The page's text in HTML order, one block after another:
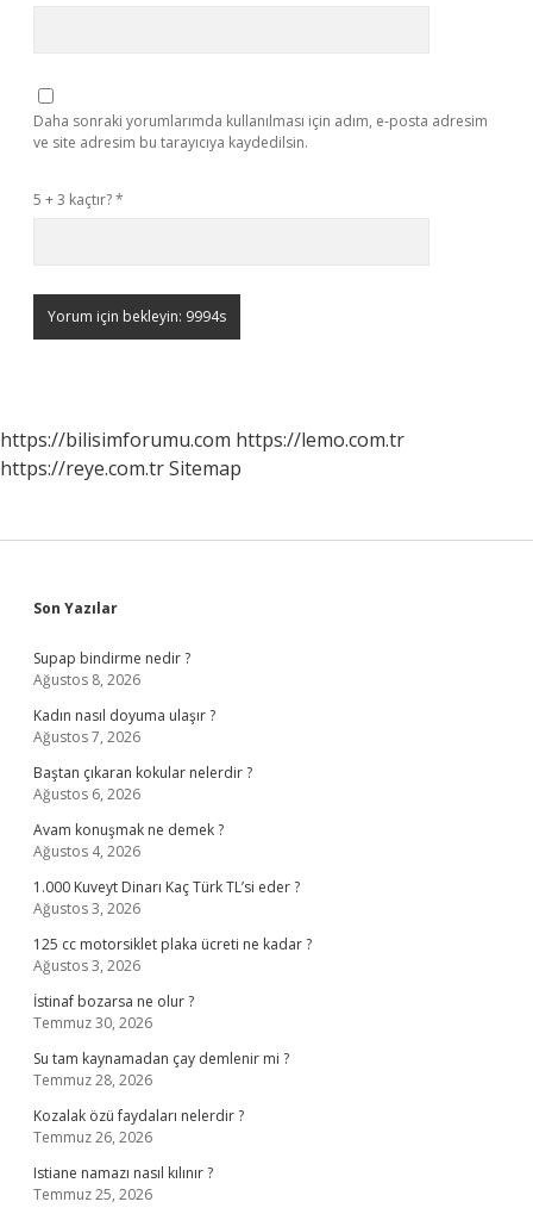
Daha sonraki yorumlarımda kullanılması için adım, e-posta adresim
ve site adresim bu tarayıcıya kaydedilsin.
5 + 3 kaçtır?*
https://bilisimforumu.com https://lemo.com.tr
https://reye.com.trSitemap
Sidebar
Son Yazılar
Supap bindirme nedir ?
Ağustos 8, 2026
Kadın nasıl doyuma ulaşır ?
Ağustos 7, 2026
Baştan çıkaran kokular nelerdir ?
Ağustos 6, 2026
Avam konuşmak ne demek ?
Ağustos 4, 2026
1.000 Kuveyt Dinarı Kaç Türk TL’si eder ?
Ağustos 3, 2026
125 cc motorsiklet plaka ücreti ne kadar ?
Ağustos 3, 2026
İstinaf bozarsa ne olur ?
Temmuz 30, 2026
Su tam kaynamadan çay demlenir mi ?
Temmuz 28, 2026
Kozalak özü faydaları nelerdir ?
Temmuz 26, 2026
Istiane namazı nasıl kılınır ?
Temmuz 25, 2026